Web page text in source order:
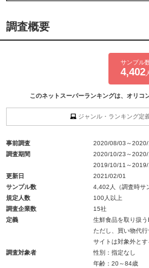
調査概要
サンプル
4,402
このネットスーパーランキングは、オリコ
ジャンル・ランキング定
事前調査
2020/08/03～
調査期間
2020/10/23～
2019/10/11～
更新日
2021/02/01
サンプル数
4,402人（調査時サ
規定人数
100人以上
調査企業数
15社
定義
生鮮食品を取り扱う
ただし、買い物代
サイトは対象外とす
調査対象者
性別：指定なし
年齢：20～84歳